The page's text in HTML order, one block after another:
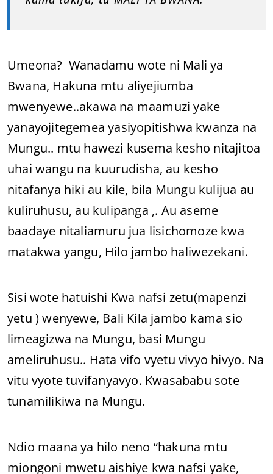
Umeona? Wanadamu wote ni Mali ya
Bwana, Hakuna mtu aliyejiumba
mwenyewe..akawa na maamuzi yake
yanayojitegemea yasiyopitishwa kwanza na
Mungu.. mtu hawezi kusema kesho nitajitoa
uhai wangu na kuurudisha, au kesho
nitafanya hiki au kile, bila Mungu kulijua au
kuliruhusu, au kulipanga ,. Au aseme
baadaye nitaliamuru jua lisichomoze kwa
matakwa yangu, Hilo jambo haliwezekani.
Sisi wote hatuishi Kwa nafsi zetu(mapenzi
yetu ) wenyewe, Bali Kila jambo kama sio
limeagizwa na Mungu, basi Mungu
ameliruhusu.. Hata vifo vyetu vivyo hivyo. Na
vitu vyote tuvifanyavyo. Kwasababu sote
tunamilikiwa na Mungu.
Ndio maana ya hilo neno “hakuna mtu
miongoni mwetu aishiye kwa nafsi yake,